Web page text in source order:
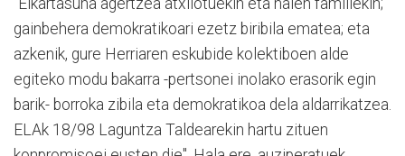
gainbehera demokratikoari ezetz biribila ematea; eta
azkenik, gure Herriaren eskubide kolektiboen alde
egiteko modu bakarra -pertsonei inolako erasorik egin
barik- borroka zibila eta demokratikoa dela aldarrikatzea.
ELAk 18/98 Laguntza Taldearekin hartu zituen